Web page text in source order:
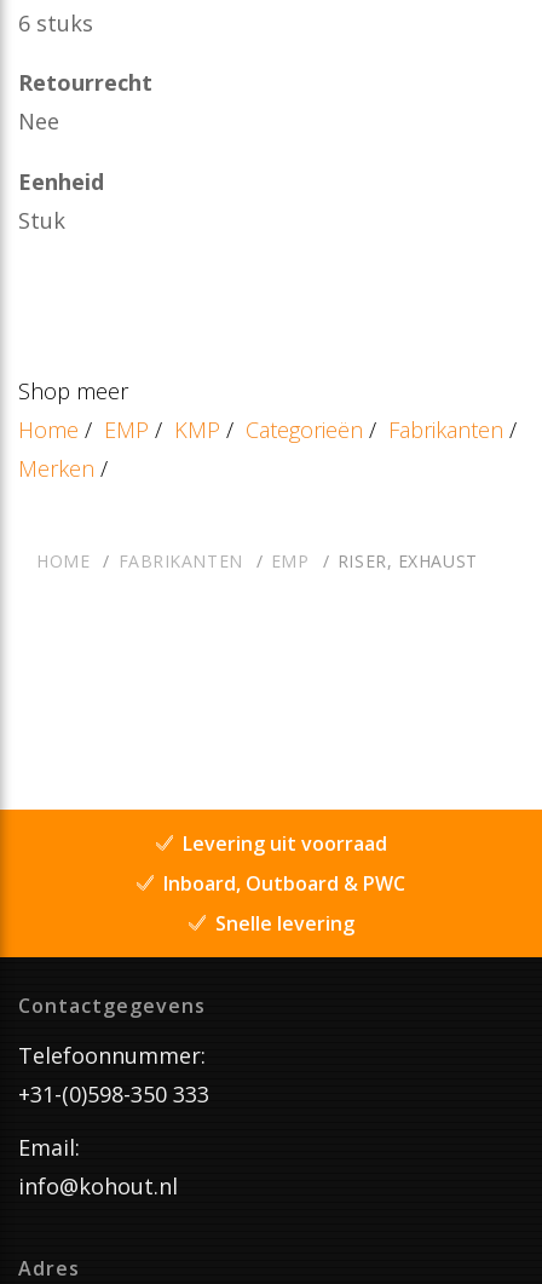
6 stuks
Retourrecht
Nee
Eenheid
Stuk
Shop meer
Home / EMP / KMP / Categorieën / Fabrikanten /
Merken /
HOME FABRIKANTEN EMP RISER, EXHAUST
Levering uit voorraad
Inboard, Outboard & PWC
Snelle levering
Contactgegevens
Telefoonnummer:
+31-(0)598-350 333
Email:
info@kohout.nl
Adres